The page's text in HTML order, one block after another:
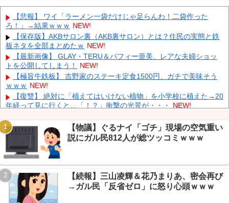
外国人「2026年バロンドールは誰が受賞すべき?」エンバペ、今
季無冠でも初受賞か!?海外ファンが考える本命とは!?【海外の反
応】
NEW!
【画像】 松屋、食器の仕分けまでセルフに NEW!
中国、止められないEV製造 売れず在庫山積み「売れたこと」に
して補助金を騙し取る事案を思いつきが横行 NEW!
中国「台風接近！」台風13号「三峡直撃予測」中国「上流大洪
水！（三峡上流」中国都市「8/5の映像（動画」三峡ダム「緊急放流
（決壊危機」中国「下流大水害（震え声」→
韓国人インフルエンサー(49)、日本で次々と車に衝突 計7台巻き
込み 八王子 NEW!
公開！ NEW!
Powered by livedoor 相互RSS
【悲報】 ワイ「ラーメン一袋だけじゃ足らんわ！二袋作った
ろ！」→結果ｗｗｗ NEW!
【保存版】AKBサロン裏（AKB裏サロン）とは？住民の実態と鉄
板ネタを全部まとめたｗ NEW!
【最新画像】 GLAY・TERU＆パフィー亜美、レアな夫婦ショッ
トを公開してしまう！
NEW!
【極旨牛鉄板】 吉野家のステーキ定食1500円、ガチで美味そう
ｗｗｗ NEW!
【復讐】 絶対に「植えてはいけない植物」を小学校に植えた→20
年経って見に行くと…「！？」衝撃の光景が・・・
NEW!
に芸スポ+民「おめでとうと言いたい」ｗｗｗ NEW!
【朗報】DAZN加入者まさかの5倍増、W杯視聴6700万人に芸ス
ポ+民「退会数は？」ｗｗｗ
同僚の美人に土下座して必死に頼んだらこうなるｗｗｗ
【悲報】PC自作勢「マザボ交換しただけ」でWindows消滅→スレ
民「500円Windowsでいい？」で煽られるｗｗｗ
NEW!
【悲報】いい大人が電子レンジの仕組みわかってない件→「ある
あるｗｗｗ」共感の連鎖で大カオスｗｗｗ
【物議】ぐるナイ「ゴチ」現場の空気重い
説にガル民812人が総ツッコミｗｗｗ
【続報】三山凌輝＆花乃まりあ、密会再び
→ガル民「反省ゼロ」に怒り心頭ｗｗｗ